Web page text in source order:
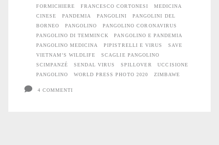
FORMICHIERE
FRANCESCO CORTONESI
MEDICINA
CINESE
PANDEMIA PANGOLINI
PANGOLINI DEL
BORNEO
PANGOLINO
PANGOLINO CORONAVIRUS
PANGOLINO DI TEMMINCK
PANGOLINO E PANDEMIA
PANGOLINO MEDICINA
PIPISTRELLI E VIRUS
SAVE
VIETNAM’S WILDLIFE
SCAGLIE PANGOLINO
SCIMPANZÉ
SENDAL VIRUS SPILLOVER
UCCISIONE
PANGOLINO
WORLD PRESS PHOTO 2020 ZIMBAWE
4 COMMENTI